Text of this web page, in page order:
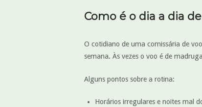
Como é o dia a dia
O cotidiano de uma comissária de
semana. Às vezes o voo é de
Alguns pontos sobre a rotina:
Horários irregulares e noites mal